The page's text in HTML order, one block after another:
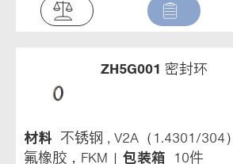
ZH5G001 密封环
材料
不锈钢 , V2A（1.4301/304）
氟橡胶，FKM
包装箱 10件